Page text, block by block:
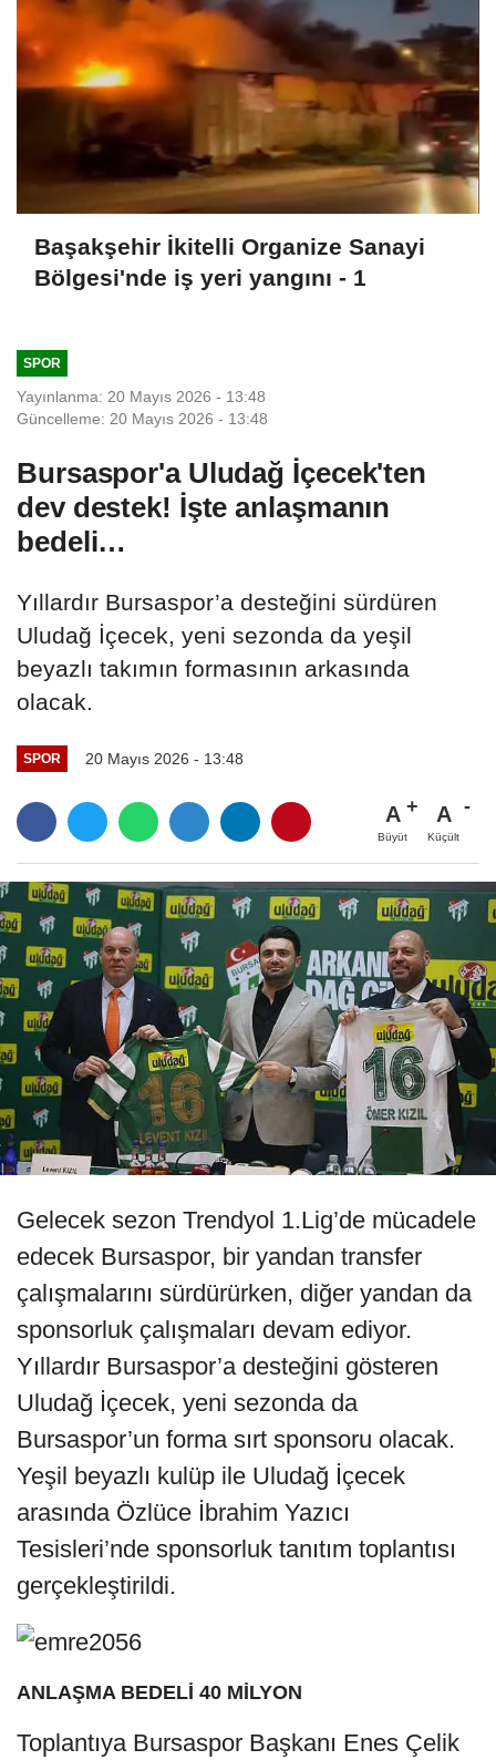
Başakşehir İkitelli Organize Sanayi
Bölgesi'nde iş yeri yangını - 1
SPOR
Yayınlanma: 20 Mayıs 2026 - 13:48
Güncelleme: 20 Mayıs 2026 - 13:48
Bursaspor'a Uludağ İçecek'ten
dev destek! İşte anlaşmanın
bedeli…
Yıllardır Bursaspor’a desteğini sürdüren
Uludağ İçecek, yeni sezonda da yeşil
beyazlı takımın formasının arkasında
olacak.
SPOR 20 Mayıs 2026 - 13:48
A
Büyüt
A
Küçült
Gelecek sezon Trendyol 1.Lig’de mücadele
edecek Bursaspor, bir yandan transfer
çalışmalarını sürdürürken, diğer yandan da
sponsorluk çalışmaları devam ediyor.
Yıllardır Bursaspor’a desteğini gösteren
Uludağ İçecek, yeni sezonda da
Bursaspor’un forma sırt sponsoru olacak.
Yeşil beyazlı kulüp ile Uludağ İçecek
arasında Özlüce İbrahim Yazıcı
Tesisleri’nde sponsorluk tanıtım toplantısı
gerçekleştirildi.
ANLAŞMA BEDELİ 40 MİLYON
Toplantıya Bursaspor Başkanı Enes Çelik